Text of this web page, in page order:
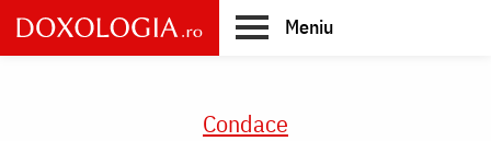
Skip
to
main
Meniu
Condace